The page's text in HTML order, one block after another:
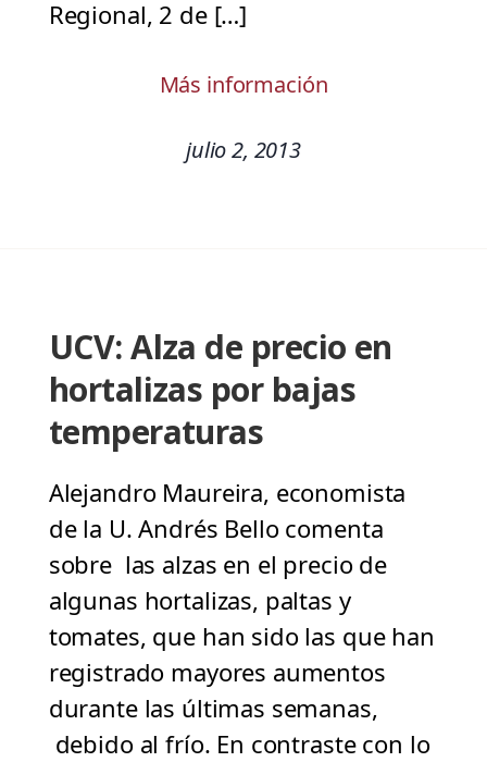
Regional, 2 de […]
Más información
julio 2, 2013
UCV: Alza de precio en
hortalizas por bajas
temperaturas
Alejandro Maureira, economista
de la U. Andrés Bello comenta
sobre las alzas en el precio de
algunas hortalizas, paltas y
tomates, que han sido las que han
registrado mayores aumentos
durante las últimas semanas,
debido al frío. En contraste con lo